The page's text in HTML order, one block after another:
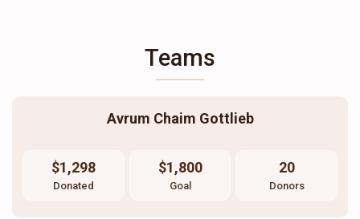
Teams
Avrum Chaim Gottlieb
$1,298
Donated
$1,800
Goal
20
Donors